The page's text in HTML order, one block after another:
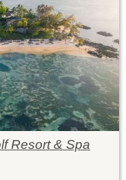
Resort & Spa